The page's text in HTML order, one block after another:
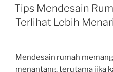
ON
Tips Mendesain
Terlihat Lebih
Mendesain rumah
menantang, terutama jika